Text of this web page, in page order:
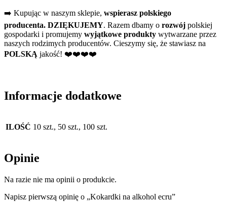
➡️ Kupując w naszym sklepie, wspierasz polskiego
producenta. DZIĘKUJEMY. Razem dbamy o rozwój polskiej
gospodarki i promujemy wyjątkowe produkty wytwarzane przez
naszych rodzimych producentów. Cieszymy się, że stawiasz na
POLSKĄ jakość! ❤️❤️❤️❤️
Informacje dodatkowe
ILOŚĆ 10 szt., 50 szt., 100 szt.
Opinie
Na razie nie ma opinii o produkcie.
Napisz pierwszą opinię o „Kokardki na alkohol ecru”